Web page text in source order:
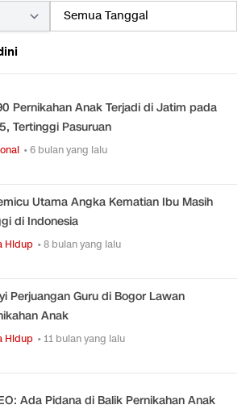
Pernikahan Anak Terjadi di Jatim pada
Tertinggi Pasuruan
• 6 bulan yang lalu
Utama Angka Kematian Ibu Masih
di Indonesia
Hidup • 8 bulan yang lalu
Perjuangan Guru di Bogor Lawan
Anak
Hidup • 11 bulan yang lalu
Ada Pidana di Balik Pernikahan Anak